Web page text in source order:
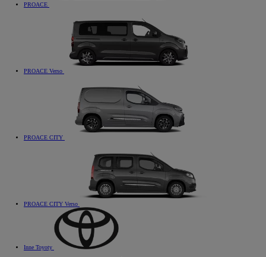
PROACE
PROACE Verso
PROACE CITY
PROACE CITY Verso
Inne Toyoty